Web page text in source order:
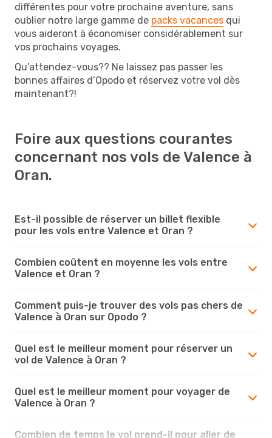
différentes pour votre prochaine aventure, sans
oublier notre large gamme de packs vacances qui
vous aideront à économiser considérablement sur
vos prochains voyages.
Qu’attendez-vous?? Ne laissez pas passer les
bonnes affaires d’Opodo et réservez votre vol dès
maintenant?!
Foire aux questions courantes
concernant nos vols de Valence à
Oran.
Est-il possible de réserver un billet flexible
pour les vols entre Valence et Oran ?
Combien coûtent en moyenne les vols entre
Valence et Oran ?
Comment puis-je trouver des vols pas chers de
Valence à Oran sur Opodo ?
Quel est le meilleur moment pour réserver un
vol de Valence à Oran ?
Quel est le meilleur moment pour voyager de
Valence à Oran ?
Combien de temps le vol prend-il pour aller de